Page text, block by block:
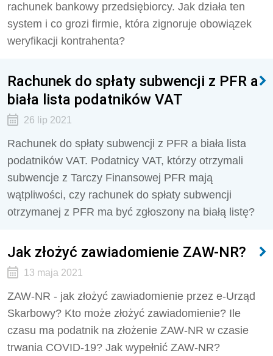
rachunek bankowy przedsiębiorcy. Jak działa ten
system i co grozi firmie, która zignoruje obowiązek
weryfikacji kontrahenta?
Rachunek do spłaty subwencji z PFR a
biała lista podatników VAT
26 lip 2021
Rachunek do spłaty subwencji z PFR a biała lista
podatników VAT. Podatnicy VAT, którzy otrzymali
subwencje z Tarczy Finansowej PFR mają
wątpliwości, czy rachunek do spłaty subwencji
otrzymanej z PFR ma być zgłoszony na białą listę?
Jak złożyć zawiadomienie ZAW-NR?
13 maja 2021
ZAW-NR - jak złożyć zawiadomienie przez e-Urząd
Skarbowy? Kto może złożyć zawiadomienie? Ile
czasu ma podatnik na złożenie ZAW-NR w czasie
trwania COVID-19? Jak wypełnić ZAW-NR?